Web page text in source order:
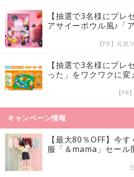
【抽選で3名様にプレ
アサイーボウル風♪「
【PR】元気
【抽選で3名様にプレ
った」をワクワクに変
【
キャンペーン情報
【最大80％OFF】今
服「＆mama」セール